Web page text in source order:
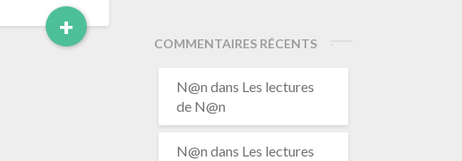
+Read
More COMMENTAIRES RÉCENTS
N@n dans Les lectures
de N@n
N@n dans Les lectures